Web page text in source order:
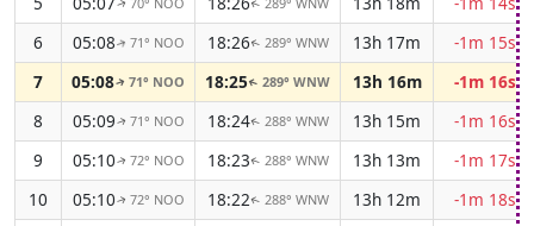
↑ ↑
6
05:08↑ 71° NOO 18:26↑ 289° WNW 13h 17m
-1m 15s
7
05:08↑71° NOO 18:25↑289° WNW 13h 16m
-1m 16s
8
05:09↑ 71° NOO 18:24↑ 288° WNW 13h 15m
-1m 16s
9
05:10↑ 72° NOO 18:23↑ 288° WNW 13h 13m
-1m 17s
10
05:10↑ 72° NOO 18:22↑ 288° WNW 13h 12m
-1m 18s